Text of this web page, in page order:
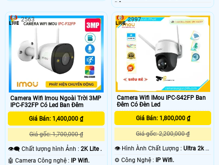
Camera Wifi Imou Ngoài Trời 3MP
IPC-F32FP Có Led Ban Đêm
Giá Bán: 1,400,000 ₫
Giá gốc: 1,700,000 ₫
👁️‍🗨 Chất lượng hình Ảnh : 2K Lite .
🤖️ Camera Công nghệ :
IP Wifi.
2563
Camera Wifi IMou IPC-S42FP Ban
Đêm Có Đèn Led
Giá Bán: 1,800,000 ₫
Giá gốc: 2,200,000 ₫
👁 Hình Ành Chất Lượng :Ultra 2k +
.
⚙ Công Nghệ :
IP Wifi.
2997